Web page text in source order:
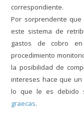
correspondiente.
Por sorprendente
este sistema de
gastos de cobro
procedimiento
la posibilidad de
intereses hace que
lo que le es debido
graecas.